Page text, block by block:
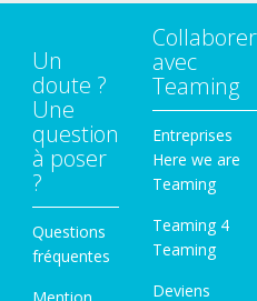
Un
doute ?
Une
question
à poser
?
Questions
fréquentes
Collaborer
avec
Teaming
Entreprises
Here we are
Teaming
Teaming 4
Teaming
Deviens